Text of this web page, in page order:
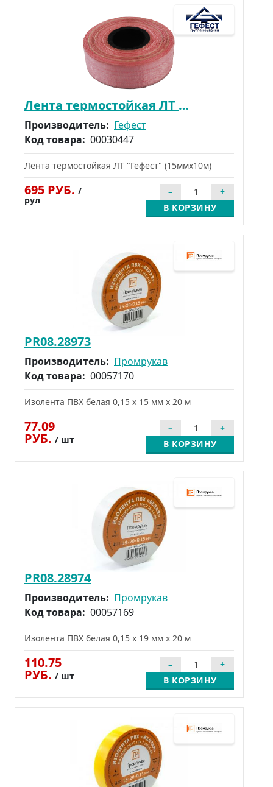
Лента термостойкая ЛТ "Гефест" (15ммх10м)
Производитель: Гефест
Код товара: 00030447
Лента термостойкая ЛТ "Гефест" (15ммх10м)
695 РУБ. /
рул
В КОРЗИНУ
PR08.28973
Производитель: Промрукав
Код товара: 00057170
Изолента ПВХ белая 0,15 x 15 мм х 20 м
77.09
РУБ. / шт В КОРЗИНУ
PR08.28974
Производитель: Промрукав
Код товара: 00057169
Изолента ПВХ белая 0,15 x 19 мм х 20 м
110.75
РУБ. / шт В КОРЗИНУ